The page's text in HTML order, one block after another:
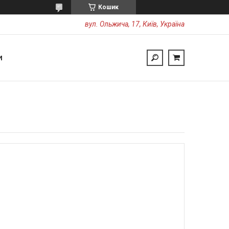
Кошик
вул. Ольжича, 17, Київ, Україна